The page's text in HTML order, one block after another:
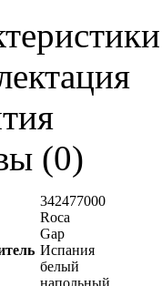
(0)
342477000
Roca
Gap
Испания
белый
напольный